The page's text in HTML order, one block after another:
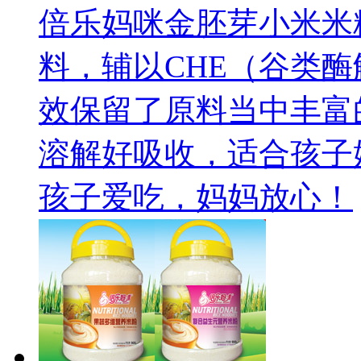
倍乐妈咪金胚芽小米
料，辅以CHE（谷类
效保留了原料当中丰
溶解好吸收，适合孩
孩子爱吃，妈妈放心！